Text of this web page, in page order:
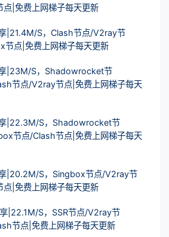
点|免费上网梯子每天更新
|21.4M/S，Clash节点/V2ray节
节点|免费上网梯子每天更新
|23M/S，Shadowrocket节
节点/V2ray节点|免费上网梯子每天
|22.3M/S，Shadowrocket节
节点/Clash节点|免费上网梯子每天
|20.2M/S，Singbox节点/V2ray节
点|免费上网梯子每天更新
|22.1M/S，SSR节点/V2ray节
节点|免费上网梯子每天更新